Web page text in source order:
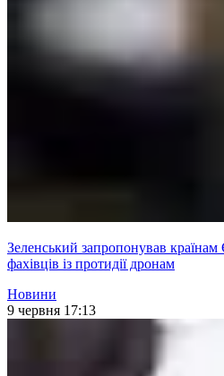
Зеленський запропонував
фахівців із протидії дронам
Новини
9 червня 17:13